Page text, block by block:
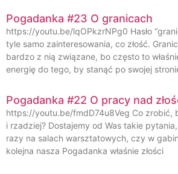
Pogadanka #23 O granicach
https://youtu.be/lqOPkzrNPg0 Hasło
tyle samo zainteresowania, co złość.
bardzo z nią związane, bo często to
energię do tego, by stanąć po swojej
Pogadanka #22 O pracy nad
https://youtu.be/fmdD74u8Veg Co zrobić,
i rzadziej? Dostajemy od Was takie
razy na salach warsztatowych, czy w
kolejna nasza Pogadanka właśnie złości